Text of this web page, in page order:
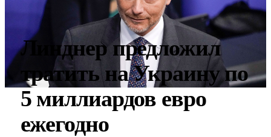
Линднер предложил
тратить на Украину по
5 миллиардов евро
ежегодно